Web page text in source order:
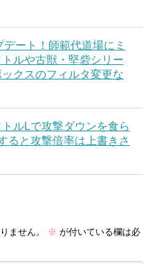
ート！師範代道場にミ
ルや古獣・堅砦シリー
クスのフィルタ変更な
トルLで攻撃ダウンを食ら
ると攻撃倍率は上書きさ
ません。 ※ が付いている欄は必